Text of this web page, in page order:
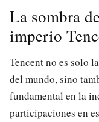
La sombra
imperio
Tencent no es solo
del mundo, sino
fundamental en la
participaciones en